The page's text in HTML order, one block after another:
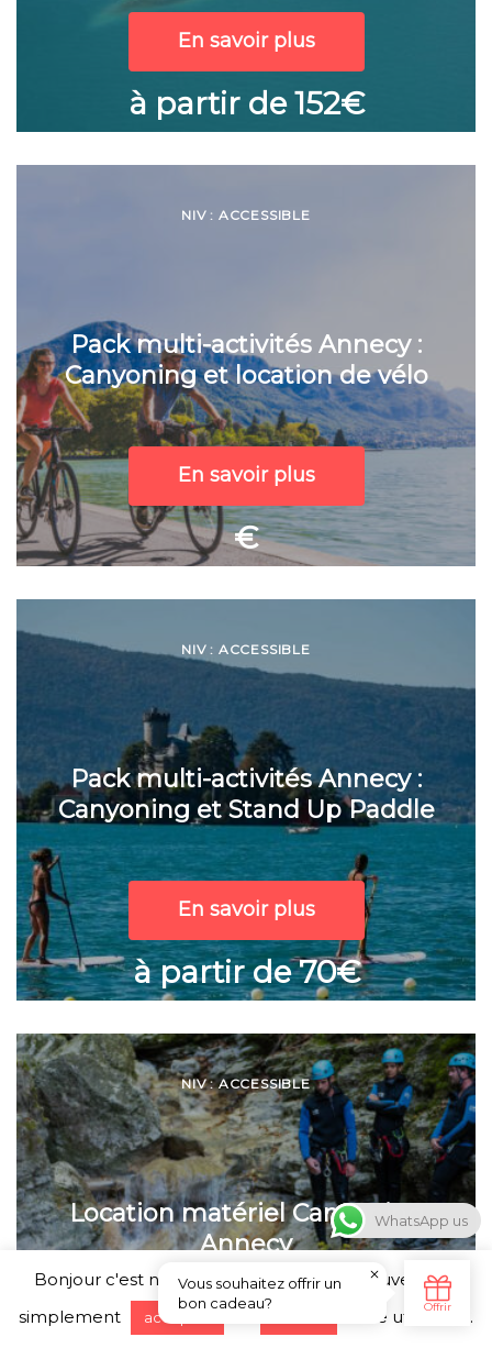
En savoir plus
à partir de 152€
NIV : ACCESSIBLE
Pack multi-activités Annecy :
Canyoning et location de vélo
En savoir plus
€
NIV : ACCESSIBLE
Pack multi-activités Annecy :
Canyoning et Stand Up Paddle
En savoir plus
à partir de 70€
NIV : ACCESSIBLE
Location matériel Canyoning
Annecy
Bonjour c'est nous ... les Cookies ! Vous pouvez tout
simplement
accepter notre utilisation.
WhatsApp us